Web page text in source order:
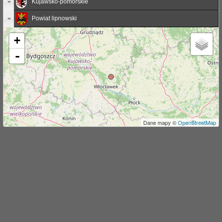
Powiat lipnowski
+
-
Dane mapy ©OpenStreetMap